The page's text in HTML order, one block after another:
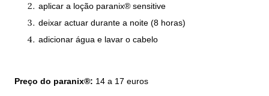
aplicar a loção paranix® sensitive
deixar actuar durante a noite (8 horas)
adicionar água e lavar o cabelo
Preço do paranix®: 14 a 17 euros